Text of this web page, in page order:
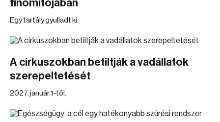
finomítójában
Egy tartály gyulladt ki.
A cirkuszokban betiltják a vadállatok
szerepeltetését
2027. január 1-től.